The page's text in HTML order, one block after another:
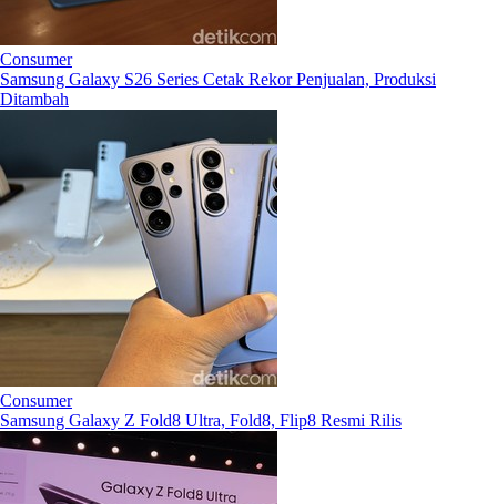
Consumer
Samsung Galaxy S26 Series Cetak Rekor Penjualan, Produksi
Ditambah
Consumer
Samsung Galaxy Z Fold8 Ultra, Fold8, Flip8 Resmi Rilis